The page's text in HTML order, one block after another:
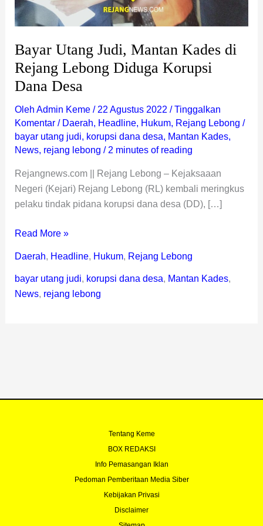
Bayar Utang Judi, Mantan Kades di
Rejang Lebong Diduga Korupsi
Dana Desa
Oleh Admin Keme / 22 Agustus 2022 /Tinggalkan
Komentar / Daerah, Headline, Hukum, Rejang Lebong /
bayar utang judi, korupsi dana desa, Mantan Kades,
News, rejang lebong / 2 minutes of reading
Rejangnews.com || Rejang Lebong – Kejaksaaan
Negeri (Kejari) Rejang Lebong (RL) kembali meringkus
pelaku tindak pidana korupsi dana desa (DD), […]
Dana
Desa
Read More »
Daerah, Headline, Hukum, Rejang Lebong
bayar utang judi, korupsi dana desa, Mantan Kades,
News, rejang lebong
Tentang Keme
BOX REDAKSI
Info Pemasangan Iklan
Pedoman Pemberitaan Media Siber
Kebijakan Privasi
Disclaimer